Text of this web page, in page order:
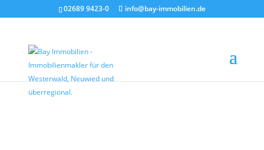
02689 9423-0 info@bay-immobilien.de
444
vonAgentur Kloft|Mai 21, 2023